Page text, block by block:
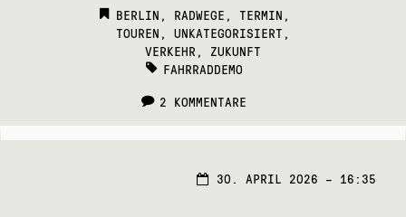
CATEGORIES:
BERLIN , RADWEGE , TERMIN ,
TOUREN , UNKATEGORISIERT ,
VERKEHR , ZUKUNFT
TAGS:
FAHRRADDEMO
2 KOMMENTARE
30. APRIL 2026 – 16:35